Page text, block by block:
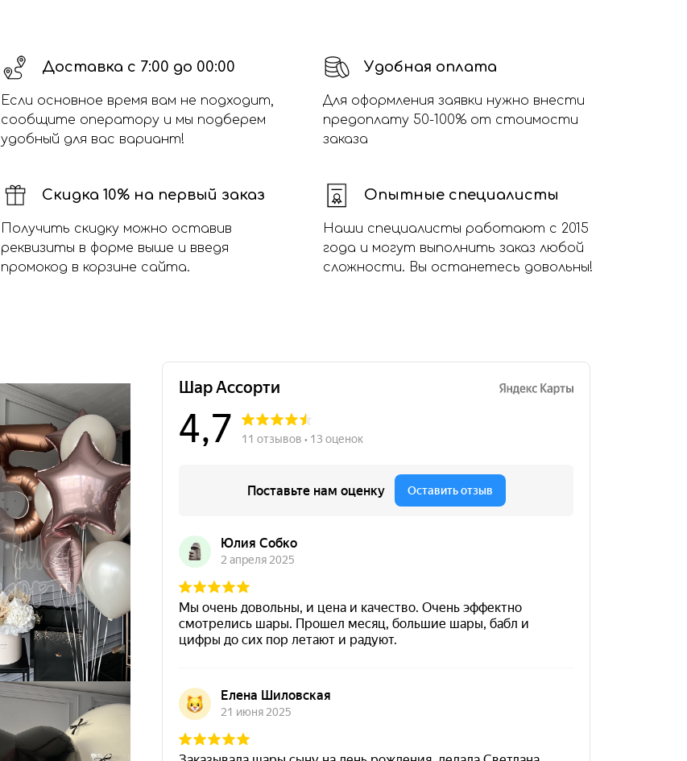
Доставка с 7:00 до 00:00
Если основное время вам не подходит,
сообщите оператору и мы подберем
удобный для вас вариант!
Удобная оплата
Для оформления заявки нужно внести
предоплату 50-100% от стоимости
заказа
Скидка 10% на первый заказ
Получить скидку можно оставив
реквизиты в форме выше и введя
промокод в корзине сайта.
Опытные специалисты
Наши специалисты работают с 2015
года и могут выполнить заказ любой
сложности. Вы останетесь довольны!